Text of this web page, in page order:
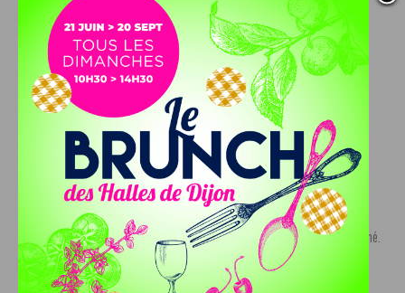
DFCO : Rencontre avec Pierre-Henri
Deballon, l’artisan de la montée en
Ligue 2
7 AOÛT, 2026
Le DFCO est de retour en Ligue 2 après trois ans
d’absence. La saison...
INFOS SPORT
Nouvelle arrivée à la JDA Basket,
Shevon Thompson est dijonnais
7 AOÛT, 2026
Le mercato estival de la JDA n’est pas encore terminé.
Une nouvelle recrue vient...